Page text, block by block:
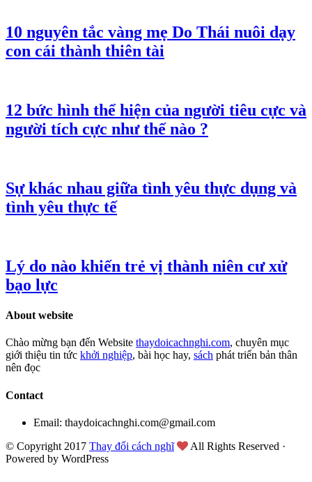
10 nguyên tắc vàng mẹ Do Thái nuôi dạy
con cái thành thiên tài
12 bức hình thể hiện của người tiêu cực và
người tích cực như thế nào ?
Sự khác nhau giữa tình yêu thực dụng và
tình yêu thực tế
Lý do nào khiến trẻ vị thành niên cư xử
bạo lực
About website
Chào mừng bạn đến Website thaydoicachnghi.com, chuyên mục
giới thiệu tin tức khởi nghiệp, bài học hay, sách phát triển bản thân
nên đọc
Contact
Email: thaydoicachnghi.com@gmail.com
© Copyright 2017 Thay đổi cách nghĩ
All Rights Reserved ·
Powered by WordPress